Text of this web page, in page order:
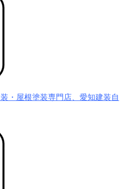
・屋根塗装専門店、愛知建装自